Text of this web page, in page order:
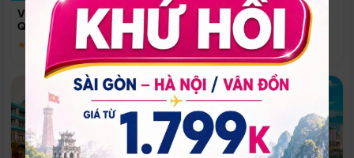
Vinpearl Resort & Spa Phu
Quoc
★ 5.0
Quoc
Phú Quốc
★ 5.0